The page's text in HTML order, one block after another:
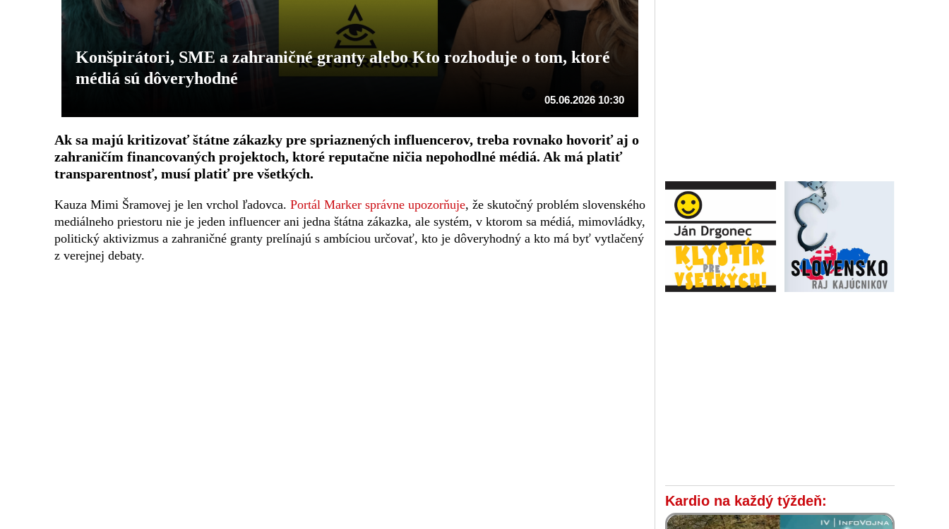
Konšpirátori, SME a zahraničné granty alebo Kto rozhoduje o tom, ktoré
médiá sú dôveryhodné
05.06.2026 10:30
Ak sa majú kritizovať štátne zákazky pre spriaznených influencerov, treba rovnako hovoriť aj o
zahraničím financovaných projektoch, ktoré reputačne ničia nepohodlné médiá. Ak má platiť
transparentnosť, musí platiť pre všetkých.
Kauza Mimi Šramovej je len vrchol ľadovca. Portál Marker správne upozorňuje, že skutočný problém slovenského
mediálneho priestoru nie je jeden influencer ani jedna štátna zákazka, ale systém, v ktorom sa médiá, mimovládky,
politický aktivizmus a zahraničné granty prelínajú s ambíciou určovať, kto je dôveryhodný a kto má byť vytlačený
z verejnej debaty.
Kardio na každý týždeň: